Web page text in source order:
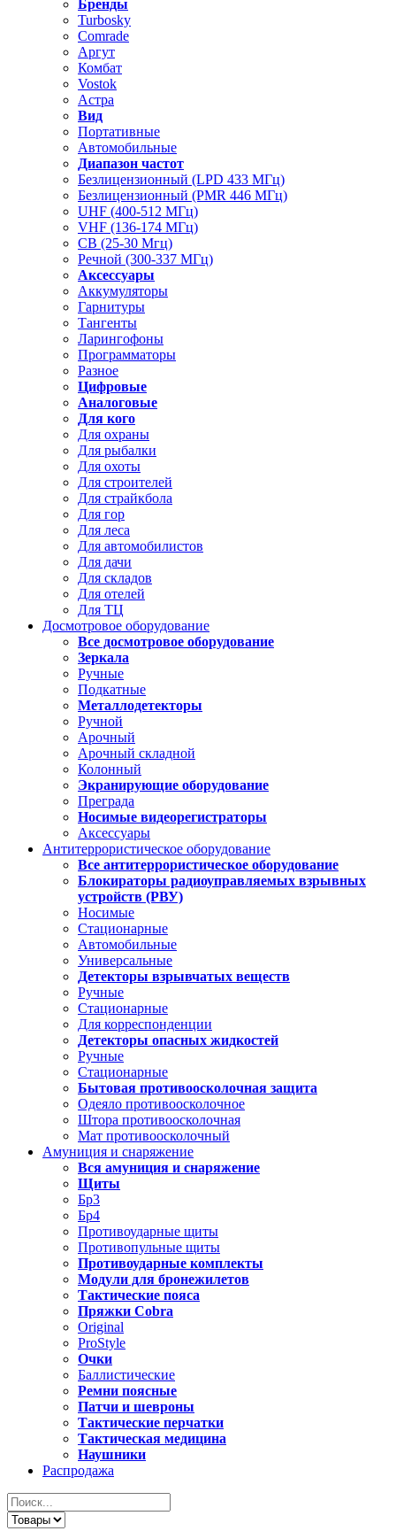
Бренды
Turbosky
Comrade
Аргут
Комбат
Vostok
Астра
Вид
Портативные
Автомобильные
Диапазон частот
Безлицензионный (LPD 433 МГц)
Безлицензионный (PMR 446 МГц)
UHF (400-512 МГц)
VHF (136-174 МГц)
CB (25-30 Мгц)
Речной (300-337 МГц)
Аксессуары
Аккумуляторы
Гарнитуры
Тангенты
Ларингофоны
Программаторы
Разное
Цифровые
Аналоговые
Для кого
Для охраны
Для рыбалки
Для охоты
Для строителей
Для страйкбола
Для гор
Для леса
Для автомобилистов
Для дачи
Для складов
Для отелей
Для ТЦ
Досмотровое оборудование
Все досмотровое оборудование
Зеркала
Ручные
Подкатные
Металлодетекторы
Ручной
Арочный
Арочный складной
Колонный
Экранирующие оборудование
Преграда
Носимые видеорегистраторы
Аксессуары
Антитеррористическое оборудование
Все антитеррористическое оборудование
Блокираторы радиоуправляемых взрывных
устройств (РВУ)
Носимые
Стационарные
Автомобильные
Универсальные
Детекторы взрывчатых веществ
Ручные
Стационарные
Для корреспонденции
Детекторы опасных жидкостей
Ручные
Стационарные
Бытовая противоосколочная защита
Одеяло противоосколочное
Штора противоосколочная
Мат противоосколочный
Амуниция и снаряжение
Вся амуниция и снаряжение
Щиты
Бр3
Бр4
Противоударные щиты
Противопульные щиты
Противоударные комплекты
Модули для бронежилетов
Тактические пояса
Пряжки Cobra
Original
ProStyle
Очки
Баллистические
Ремни поясные
Патчи и шевроны
Тактические перчатки
Тактическая медицина
Наушники
Распродажа